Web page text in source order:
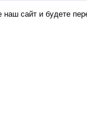
наш сайт и будете